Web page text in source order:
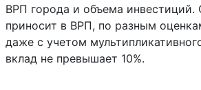
ВРП города и объема инвестиций.
приносит в ВРП, по разным
даже с учетом
вклад не превышает 10%.